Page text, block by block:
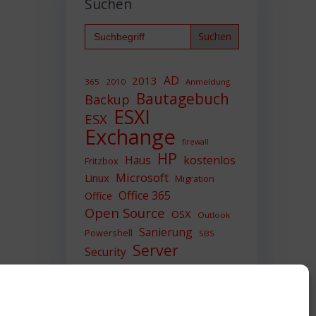
Suchen
Search
for:
365 2010 2013 AD Anmeldung
Backup Bautagebuch
ESX ESXI
Exchange firewall
Fritzbox Haus HP kostenlos
Linux Microsoft Migration
Office Office 365
Open Source OSX Outlook
Powershell Sanierung SBS
Security Server
Sicherheit SIEM